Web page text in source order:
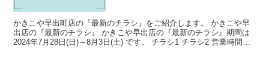
かきこや早出町店の『最新のチラシ』をご紹介します。 かきこや早
出店の『最新のチラシ』 かきこや早出店の『最新のチラシ』期間は
2024年7月28日(日)～8月3日(土) です。 チラシ1 チラシ2 営業時間と